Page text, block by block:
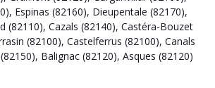
, Espinas (82160), Dieupentale (82170),
(82110), Cazals (82140), Castéra-Bouzet
(82100), Castelferrus (82100), Canals
, Balignac (82120), Asques (82120)